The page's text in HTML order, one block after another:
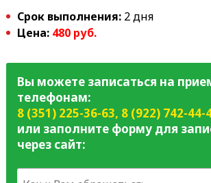
Срок выполнения:2 дня
Цена: 480 руб.
Вы можете записаться на
телефонам:
8 (351) 225-36-63, 8 (922) 742-44-
или заполните форму для
через сайт: